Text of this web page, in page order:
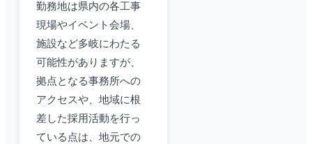
勤務地は県内の各工事
現場やイベント会場、
施設など多岐にわたる
可能性がありますが、
拠点となる事務所への
アクセスや、地域に根
差した採用活動を行っ
ている点は、地元での